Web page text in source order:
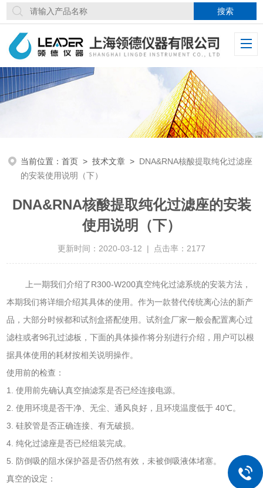
当前位置：首页 >技术文章 > DNA&RNA核酸提取纯化过滤座
的安装使用说明（下）
DNA&RNA核酸提取纯化过滤座的安装
使用说明（下）
更新时间：2020-03-12 | 点击率：2177
上一期我们介绍了R300-W200真空纯化过滤系统的安装方法，
本期我们将详细介绍其具体的使用。作为一款替代传统离心法的新产
品，大部分时候都和试剂盒搭配使用。试剂盒厂家一般会配置离心过
滤柱或者96孔过滤板，下面的具体操作将分别进行介绍，用户可以根
据具体使用的耗材按相关说明操作。
使用前的检查：
1. 使用前先确认真空抽滤泵是否已经连接电源。
2. 使用环境是否干净、无尘、通风良好，且环境温度低于 40℃。
3. 硅胶管是否正确连接、有无破损。
4. 纯化过滤座是否已经组装完成。
5. 防倒吸的阻水保护器是否仍然有效，未被倒吸液体堵塞。
真空的设定：